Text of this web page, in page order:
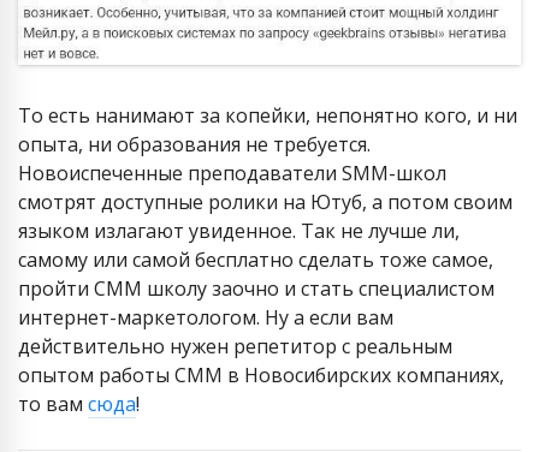
То есть нанимают за копейки, непонятно кого, и ни
опыта, ни образования не требуется.
Новоиспеченные преподаватели SMM-школ
смотрят доступные ролики на Ютуб, а потом своим
языком излагают увиденное. Так не лучше ли,
самому или самой бесплатно сделать тоже самое,
пройти СММ школу заочно и стать специалистом
интернет-маркетологом. Ну а если вам
действительно нужен репетитор с реальным
опытом работы СММ в Новосибирских компаниях,
то вам сюда!